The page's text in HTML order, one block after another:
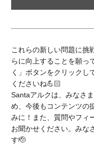
これらの新しい問題に挑
らに向上することを願っ
く」ボタンをクリックし
くださいね💪🏻
Santaアルクは、みなさ
め、今後もコンテンツの
みに！ また、質問やフィ
お聞かせください。みな
す🫡